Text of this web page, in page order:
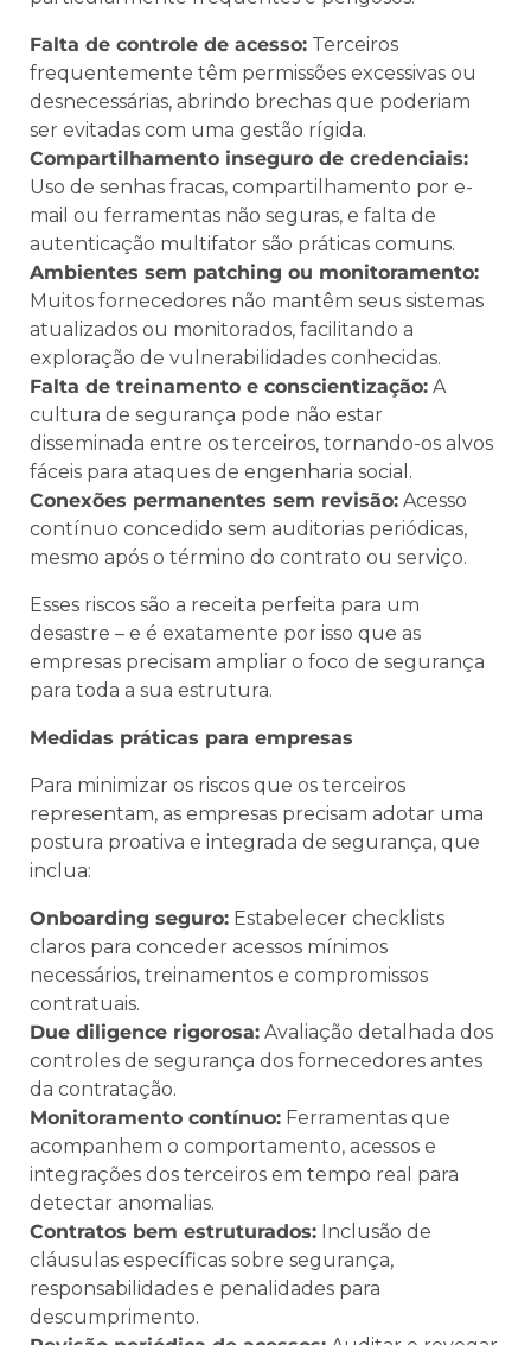
Falta de controle de acesso: Terceiros
frequentemente têm permissões excessivas ou
desnecessárias, abrindo brechas que poderiam
ser evitadas com uma gestão rígida.
Compartilhamento inseguro de credenciais:
Uso de senhas fracas, compartilhamento por e-
mail ou ferramentas não seguras, e falta de
autenticação multifator são práticas comuns.
Ambientes sem patching ou monitoramento:
Muitos fornecedores não mantêm seus sistemas
atualizados ou monitorados, facilitando a
exploração de vulnerabilidades conhecidas.
Falta de treinamento e conscientização: A
cultura de segurança pode não estar
disseminada entre os terceiros, tornando-os alvos
fáceis para ataques de engenharia social.
Conexões permanentes sem revisão: Acesso
contínuo concedido sem auditorias periódicas,
mesmo após o término do contrato ou serviço.
Esses riscos são a receita perfeita para um
desastre – e é exatamente por isso que as
empresas precisam ampliar o foco de segurança
para toda a sua estrutura.
Medidas práticas para empresas
Para minimizar os riscos que os terceiros
representam, as empresas precisam adotar uma
postura proativa e integrada de segurança, que
inclua:
Onboarding seguro: Estabelecer checklists
claros para conceder acessos mínimos
necessários, treinamentos e compromissos
contratuais.
Due diligence rigorosa: Avaliação detalhada dos
controles de segurança dos fornecedores antes
da contratação.
Monitoramento contínuo: Ferramentas que
acompanhem o comportamento, acessos e
integrações dos terceiros em tempo real para
detectar anomalias.
Contratos bem estruturados: Inclusão de
cláusulas específicas sobre segurança,
responsabilidades e penalidades para
descumprimento.